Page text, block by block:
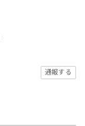
通報する